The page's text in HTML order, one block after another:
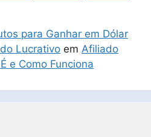
para Ganhar em Dólar
Lucrativo em Afiliado
e Como Funciona